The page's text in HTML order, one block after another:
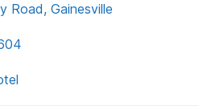
Road, Gainesville